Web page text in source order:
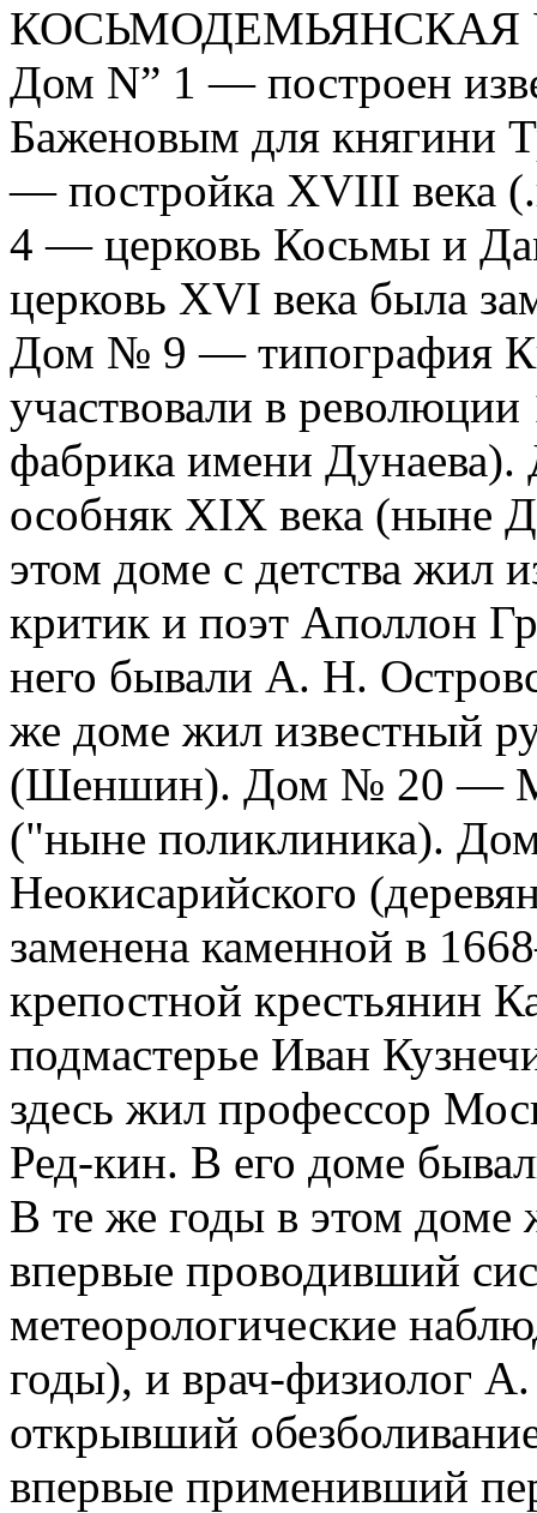
КОСЬМОДЕМЬЯНСКАЯ
Дом N” 1 — построен
Баженовым для
— постройка XVIII века
4 — церковь Косьмы и
церковь XVI века была
Дом № 9 — типография
участвовали в
фабрика имени
особняк XIX века (ныне
этом доме с детства жил
критик и поэт Аполлон
него бывали А. Н.
же доме жил известный
(Шеншин). Дом № 20 —
("ныне поликлиника).
Неокисарийского
заменена каменной в
крепостной крестьянин
подмастерье Иван
здесь жил профессор
Ред-кин. В его доме
В те же годы в этом
впервые проводивший
метеорологические
годы), и врач-физиолог
открывший
впервые применивший